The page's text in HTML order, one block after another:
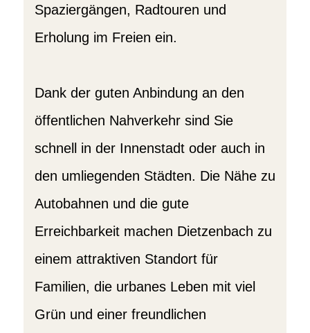
Spaziergängen, Radtouren und
Erholung im Freien ein.
Dank der guten Anbindung an den
öffentlichen Nahverkehr sind Sie
schnell in der Innenstadt oder auch in
den umliegenden Städten. Die Nähe zu
Autobahnen und die gute
Erreichbarkeit machen Dietzenbach zu
einem attraktiven Standort für
Familien, die urbanes Leben mit viel
Grün und einer freundlichen